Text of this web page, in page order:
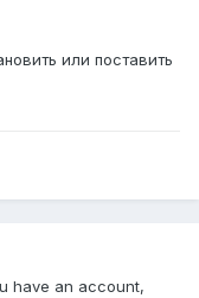
или поставить
have an account,